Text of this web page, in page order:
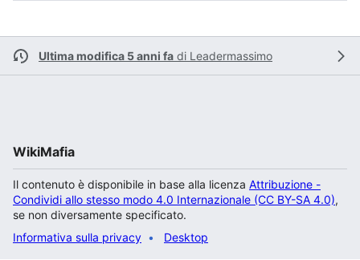
Ultima modifica 5 anni fa di Leadermassimo
WikiMafia
Il contenuto è disponibile in base alla licenza Attribuzione -
Condividi allo stesso modo 4.0 Internazionale (CC BY-SA 4.0),
se non diversamente specificato.
Informativa sulla privacy
Desktop